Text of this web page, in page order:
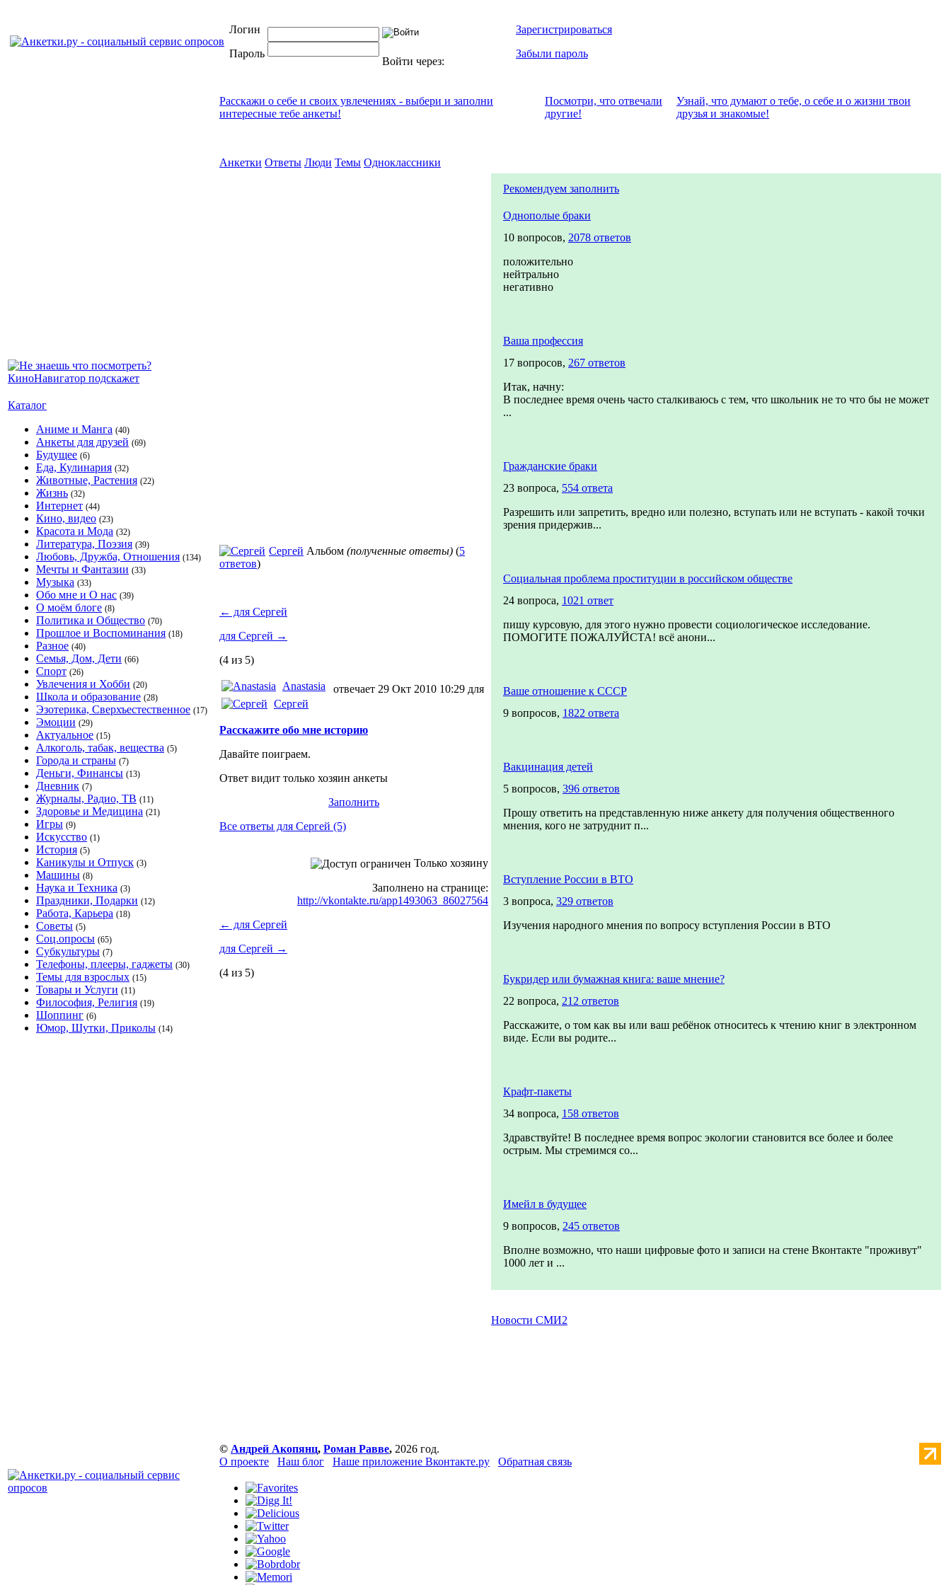
Логин
Пароль
Войти через:
Зарегистрироваться
Забыли пароль
Каталог
Аниме и Манга (40)
Анкеты для друзей (69)
Будущее (6)
Еда, Кулинария (32)
Животные, Растения (22)
Жизнь (32)
Интернет (44)
Кино, видео (23)
Красота и Мода (32)
Литература, Поэзия (39)
Любовь, Дружба, Отношения (134)
Мечты и Фантазии (33)
Музыка (33)
Обо мне и О нас (39)
О моём блоге (8)
Политика и Общество (70)
Прошлое и Воспоминания (18)
Разное (40)
Семья, Дом, Дети (66)
Спорт (26)
Увлечения и Хобби (20)
Школа и образование (28)
Эзотерика, Сверхъестественное (17)
Эмоции (29)
Актуальное (15)
Алкоголь, табак, вещества (5)
Города и страны (7)
Деньги, Финансы (13)
Дневник (7)
Журналы, Радио, ТВ (11)
Здоровье и Медицина (21)
Игры (9)
Искусство (1)
История (5)
Каникулы и Отпуск (3)
Машины (8)
Наука и Техника (3)
Праздники, Подарки (12)
Работа, Карьера (18)
Советы (5)
Соц.опросы (65)
Субкультуры (7)
Телефоны, плееры, гаджеты (30)
Темы для взрослых (15)
Товары и Услуги (11)
Философия, Религия (19)
Шоппинг (6)
Юмор, Шутки, Приколы (14)
Расскажи о себе и своих увлечениях - выбери и заполни
интересные тебе анкеты!
Посмотри, что отвeчали
другие!
Узнай, что думают о тебе, о себе и о жизни твои
друзья и знакомые!
Анкетки Ответы Люди Темы Одноклассники
Сергей Альбом (полученные ответы) (5
ответов)
← для Сергей
для Сергей →
(4 из 5)
Anastasia
отвечает 29 Окт 2010 10:29 для
Сергей
Расскажите обо мне историю
Давайте поиграем.
Ответ видит только хозяин анкеты
Заполнить
Все ответы для Сергей (5)
Только хозяину
Заполнено на странице:
http://vkontakte.ru/app1493063_86027564
← для Сергей
для Сергей →
(4 из 5)
Рекомендуем заполнить
Однополые браки
10 вопросов, 2078 ответов
положительно
нейтрально
негативно
Ваша профессия
17 вопросов, 267 ответов
Итак, начну:
В последнее время очень часто сталкиваюсь с тем, что школьник не то что бы не может
...
Гражданские браки
23 вопроса, 554 ответа
Разрешить или запретить, вредно или полезно, вступать или не вступать - какой точки
зрения придержив...
Социальная проблема проституции в российском обществе
24 вопроса, 1021 ответ
пишу курсовую, для этого нужно провести социологическое исследование.
ПОМОГИТЕ ПОЖАЛУЙСТА! всё анони...
Ваше отношение к СССР
9 вопросов, 1822 ответа
Вакцинация детей
5 вопросов, 396 ответов
Прошу ответить на представленную ниже анкету для получения общественного
мнения, кого не затруднит п...
Вступление России в ВТО
3 вопроса, 329 ответов
Изучения народного мнения по вопросу вступления России в ВТО
Букридер или бумажная книга: ваше мнение?
22 вопроса, 212 ответов
Расскажите, о том как вы или ваш ребёнок относитесь к чтению книг в электронном
виде. Если вы родите...
Крафт-пакеты
34 вопроса, 158 ответов
Здравствуйте! В последнее время вопрос экологии становится все более и более
острым. Мы стремимся со...
Имейл в будущее
9 вопросов, 245 ответов
Вполне возможно, что наши цифровые фото и записи на стене Вконтакте "проживут"
1000 лет и ...
Новости СМИ2
© Андрей Акопянц, Роман Равве, 2026 год.
О проекте
Наш блог Наше приложение Вконтакте.ру Обратная связь